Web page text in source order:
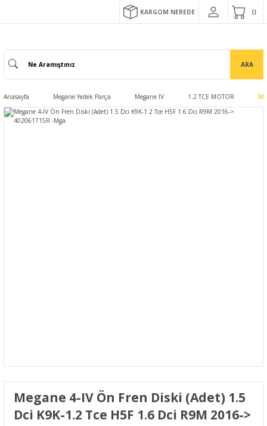
KARGOM NEREDE
ARA
Anasayfa Megane Yedek Parça Megane IV 1.2 TCE MOTOR
Megane 4-IV Ön Fren Diski (Adet) 1.5
Dci K9K-1.2 Tce H5F 1.6 Dci R9M 2016->